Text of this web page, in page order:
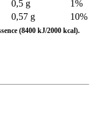
0,5 g
1%
0,57 g 10%
(8400 kJ/2000 kcal).